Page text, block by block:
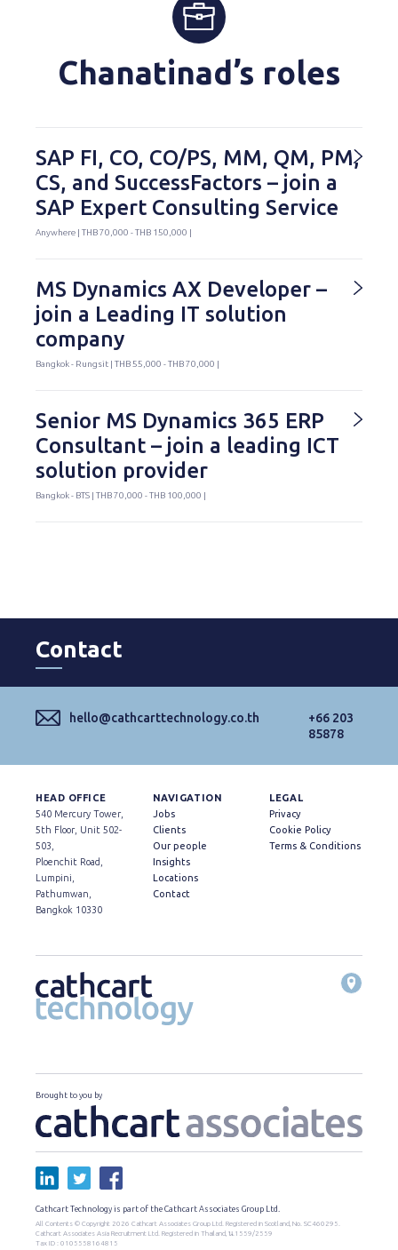
Chanatinad’s roles
SAP FI, CO, CO/PS, MM, QM, PM,
CS, and SuccessFactors – join a
SAP Expert Consulting Service
Anywhere | THB 70,000 - THB 150,000 |
MS Dynamics AX Developer –
join a Leading IT solution
company
Bangkok - Rungsit | THB 55,000 - THB 70,000 |
Senior MS Dynamics 365 ERP
Consultant – join a leading ICT
solution provider
Bangkok - BTS | THB 70,000 - THB 100,000 |
Contact
hello@cathcarttechnology.co.th
+66 203
85878
HEAD OFFICE
540 Mercury Tower,
5th Floor, Unit 502-
503,
Ploenchit Road,
Lumpini,
Pathumwan,
Bangkok 10330
NAVIGATION
Jobs
Clients
Our people
Insights
Locations
Contact
LEGAL
Privacy
Cookie Policy
Terms & Conditions
Brought to you by
Cathcart Technology is part of the Cathcart Associates Group Ltd.
All Contents © Copyright 2026 Cathcart Associates Group Ltd. Registered in Scotland, No. SC460295.
Cathcart Associates Asia Recruitment Ltd. Registered in Thailand, น.1559/2559
Tax ID : 0105558164815